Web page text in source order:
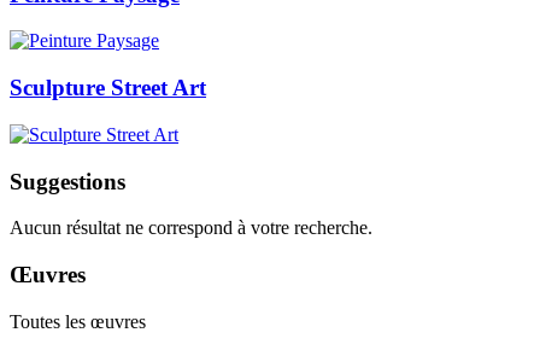
Sculpture Street Art
Suggestions
Aucun résultat ne correspond à votre recherche.
Œuvres
Toutes les œuvres